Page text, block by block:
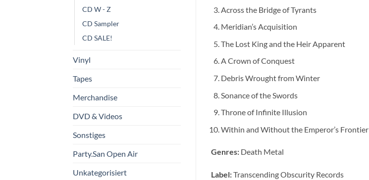
CD W - Z
CD Sampler
CD SALE!
Vinyl
Tapes
Merchandise
DVD & Videos
Sonstiges
Party.San Open Air
Unkategorisiert
Across the Bridge of Tyrants
Meridian’s Acquisition
The Lost King and the Heir Apparent
A Crown of Conquest
Debris Wrought from Winter
Sonance of the Swords
Throne of Infinite Illusion
Within and Without the Emperor’s Frontier
Genres:Death Metal
Label:Transcending Obscurity Records